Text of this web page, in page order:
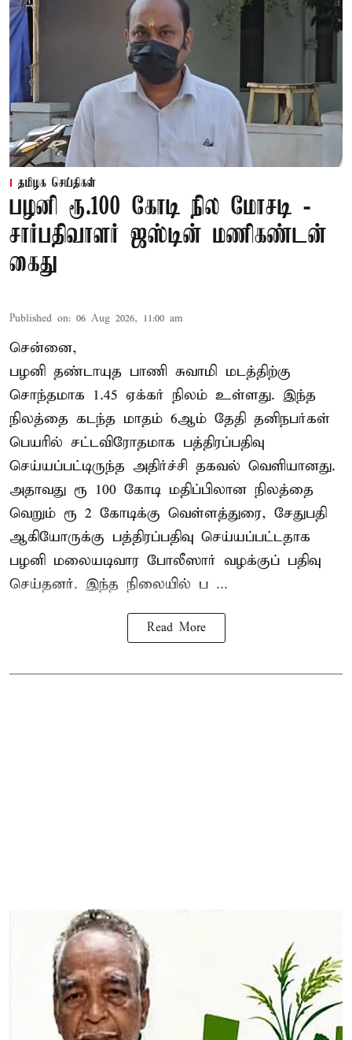
தமிழக செய்திகள்
பழனி ரூ.100 கோடி நில மோசடி -
சார்பதிவாளர் ஜஸ்டின் மணிகண்டன்
கைது
Published on: 06 Aug 2026, 11:00 am
சென்னை,
பழனி தண்டாயுத பாணி சுவாமி மடத்திற்கு
சொந்தமாக 1.45 ஏக்கர் நிலம் உள்ளது. இந்த
நிலத்தை கடந்த மாதம் 6ஆம் தேதி தனிநபர்கள்
பெயரில் சட்டவிரோதமாக பத்திரப்பதிவு
செய்யப்பட்டிருந்த அதிர்ச்சி தகவல் வெளியானது.
அதாவது ரூ 100 கோடி மதிப்பிலான நிலத்தை
வெறும் ரூ 2 கோடிக்கு வெள்ளத்துரை, சேதுபதி
ஆகியோருக்கு பத்திரப்பதிவு செய்யப்பட்டதாக
பழனி மலையடிவார போலீஸார் வழக்குப் பதிவு
செய்தனர். இந்த நிலையில் ப ...
Read More